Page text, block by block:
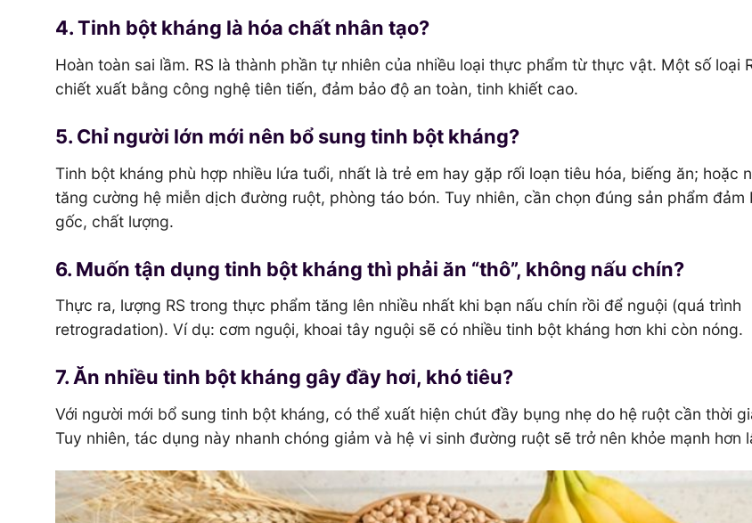
4. Tinh bột kháng là hóa chất nhân tạo?
Hoàn toàn sai lầm. RS là thành phần tự nhiên của nhiều loại thực phẩm từ thực vật. Một số loại
chiết xuất bằng công nghệ tiên tiến, đảm bảo độ an toàn, tinh khiết cao.
5. Chỉ người lớn mới nên bổ sung tinh bột kháng?
Tinh bột kháng phù hợp nhiều lứa tuổi, nhất là trẻ em hay gặp rối loạn tiêu hóa, biếng ăn; hoặc
tăng cường hệ miễn dịch đường ruột, phòng táo bón. Tuy nhiên, cần chọn đúng sản phẩm đảm
gốc, chất lượng.
6. Muốn tận dụng tinh bột kháng thì phải ăn “thô”, không nấu chín?
Thực ra, lượng RS trong thực phẩm tăng lên nhiều nhất khi bạn nấu chín rồi để nguội (quá trình
retrogradation). Ví dụ: cơm nguội, khoai tây nguội sẽ có nhiều tinh bột kháng hơn khi còn nóng.
7. Ăn nhiều tinh bột kháng gây đầy hơi, khó tiêu?
Với người mới bổ sung tinh bột kháng, có thể xuất hiện chút đầy bụng nhẹ do hệ ruột cần thời
Tuy nhiên, tác dụng này nhanh chóng giảm và hệ vi sinh đường ruột sẽ trở nên khỏe mạnh hơn